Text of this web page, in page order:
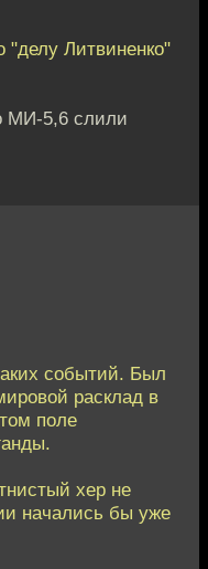
Литвиненко"
МИ-5,6 слили
событий. Был
расклад в
поле
хер не
начались бы уже